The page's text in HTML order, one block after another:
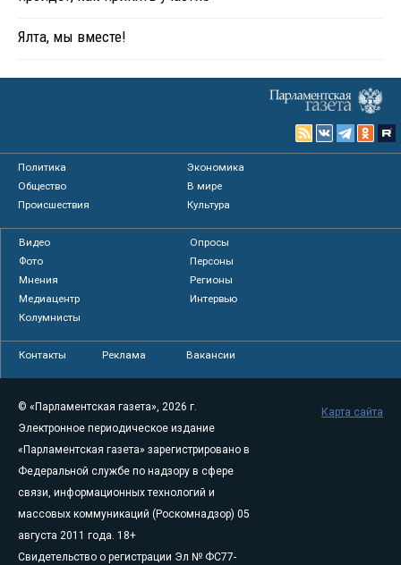
Ялта, мы вместе!
Политика
Экономика
Общество
В мире
Происшествия
Культура
Видео
Опросы
Фото
Персоны
Мнения
Регионы
Медиацентр
Интервью
Колумнисты
Контакты Реклама Вакансии
© «Парламентская газета», 2026 г.
Электронное периодическое издание
«Парламентская газета» зарегистрировано в
Федеральной службе по надзору в сфере
связи, информационных технологий и
массовых коммуникаций (Роскомнадзор) 05
августа 2011 года. 18+
Свидетельство о регистрации Эл № ФС77-
Карта сайта